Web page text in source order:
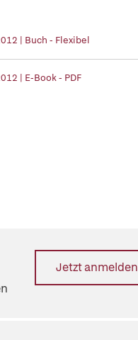
| Buch - Flexibel
| E-Book - PDF
Jetzt anmelden